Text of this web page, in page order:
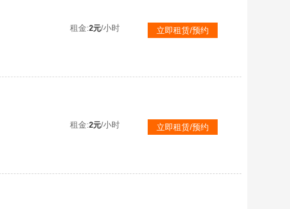
租金:2元/小时 立即租赁/预约
租金:2元/小时 立即租赁/预约